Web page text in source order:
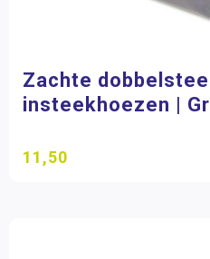
Zachte
insteekhoezen |
11,50